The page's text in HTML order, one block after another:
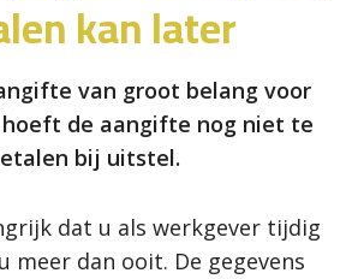
kan later
van groot belang voor
hoeft de aangifte nog niet te
bij uitstel.
dat u als werkgever tijdig
meer dan ooit. De gegevens